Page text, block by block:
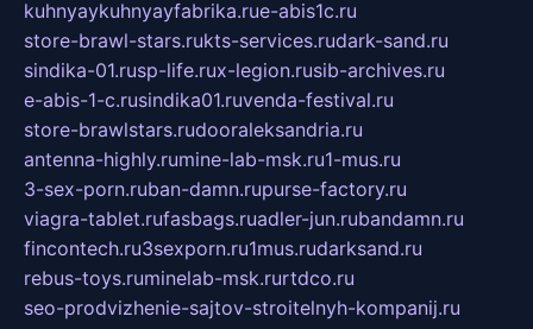
kuhnyaykuhnyayfabrika.rue-abis1c.ru
store-brawl-stars.rukts-services.rudark-sand.ru
sindika-01.rusp-life.rux-legion.rusib-archives.ru
e-abis-1-c.rusindika01.ruvenda-festival.ru
store-brawlstars.rudooraleksandria.ru
antenna-highly.rumine-lab-msk.ru1-mus.ru
3-sex-porn.ruban-damn.rupurse-factory.ru
viagra-tablet.rufasbags.ruadler-jun.rubandamn.ru
fincontech.ru3sexporn.ru1mus.rudarksand.ru
rebus-toys.ruminelab-msk.rurtdco.ru
seo-prodvizhenie-sajtov-stroitelnyh-kompanij.ru